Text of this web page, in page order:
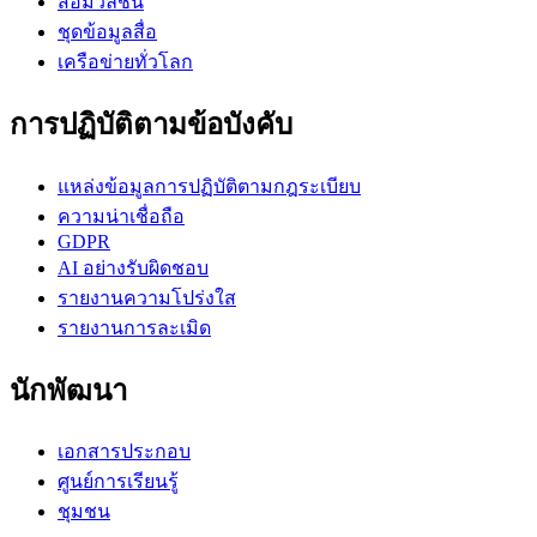
ชุดข้อมูลสื่อ
เครือข่ายทั่วโลก
การปฏิบัติตามข้อบังคับ
แหล่งข้อมูลการปฏิบัติตามกฎระเบียบ
ความน่าเชื่อถือ
GDPR
AI อย่างรับผิดชอบ
รายงานความโปร่งใส
รายงานการละเมิด
นักพัฒนา
เอกสารประกอบ
ศูนย์การเรียนรู้
ชุมชน